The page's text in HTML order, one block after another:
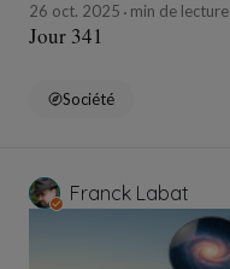
26 oct. 2025 min de lecture
Jour 341
Société
Franck Labat